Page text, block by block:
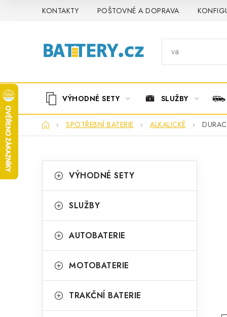
KONTAKTY POŠTOVNÉ A DOPRAVA
VÝHODNÉ SETY SLUŽBY
DomůSPOTŘEBNÍ BATERIE ALKALICKÉ
o
t
r
n
n
kategorie
a
e
o
i
VÝHODNÉ SETY
SLUŽBY
AUTOBATERIE
MOTOBATERIE
TRAKČNÍ BATERIE